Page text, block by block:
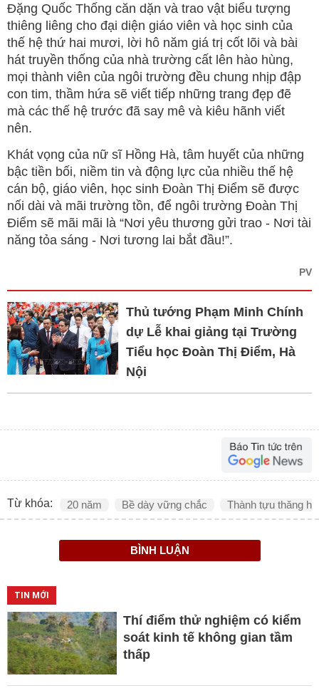
Đặng Quốc Thống căn dặn và trao vật biểu tượng
thiêng liêng cho đại diện giáo viên và học sinh của
thế hệ thứ hai mươi, lời hô năm giá trị cốt lõi và bài
hát truyền thống của nhà trường cất lên hào hùng,
mọi thành viên của ngôi trường đều chung nhịp đập
con tim, thầm hứa sẽ viết tiếp những trang đẹp đẽ
mà các thế hệ trước đã say mê và kiêu hãnh viết
nên.
Khát vọng của nữ sĩ Hồng Hà, tâm huyết của những
bậc tiền bối, niềm tin và động lực của nhiều thế hệ
cán bộ, giáo viên, học sinh Đoàn Thị Điểm sẽ được
nối dài và mãi trường tồn, để ngôi trường Đoàn Thị
Điểm sẽ mãi mãi là “Nơi yêu thương gửi trao - Nơi tài
năng tỏa sáng - Nơi tương lai bắt đầu!”.
PV
Thủ tướng Phạm Minh Chính
dự Lễ khai giảng tại Trường
Tiểu học Đoàn Thị Điểm, Hà
Nội
Từ khóa: 20 năm Bề dày vững chắc Thành tựu thăng
BÌNH LUẬN
TIN MỚI
Thí điểm thử nghiệm có kiểm
soát kinh tế không gian tầm
thấp